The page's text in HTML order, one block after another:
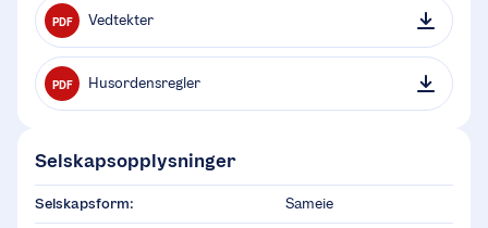
PDF Vedtekter
PDF Husordensregler
Selskapsopplysninger
Selskapsform: Sameie